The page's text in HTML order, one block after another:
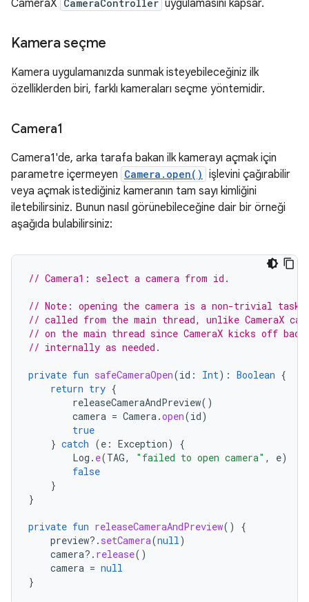
CameraX CameraController uygulamasını kapsar.
Kamera seçme
Kamera uygulamanızda sunmak isteyebileceğiniz ilk
özelliklerden biri, farklı kameraları seçme yöntemidir.
Camera1
Camera1'de, arka tarafa bakan ilk kamerayı açmak için
parametre içermeyen Camera.open() işlevini çağırabilir
veya açmak istediğiniz kameranın tam sayı kimliğini
iletebilirsiniz. Bunun nasıl görünebileceğine dair bir örneği
aşağıda bulabilirsiniz:
// Camera1: select a camera from id.
// Note: opening the camera is a non-trivial
// called from the main thread, unlike CameraX
// on the main thread since CameraX kicks off
// internally as needed.
private fun safeCameraOpen(id : Int): Boolean {
return try {
releaseCameraAndPreview()
camera = Camera.open(id)
true
} catch (e : Exception)
{
Log . e(TAG, "failed to open camera" , e)
false
}
}
private fun releaseCameraAndPreview()
{
preview?. setCamera(null)
camera?. release()
camera = null
}